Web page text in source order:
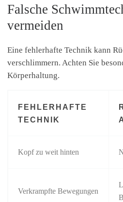
Falsche
vermeiden
Eine fehlerhafte Technik kann
verschlimmern. Achten Sie
Körperhaltung.
FEHLERHAFTE
TECHNIK
Kopf zu weit hinten
Verkrampfte Bewegungen